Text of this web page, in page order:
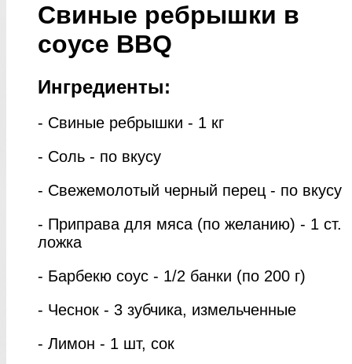
Свиные ребрышки в
соусе BBQ
Ингредиенты:
- Свиные ребрышки - 1 кг
- Соль - по вкусу
- Свежемолотый черный перец - по вкусу
- Приправа для мяса (по желанию) - 1 ст.
ложка
- Барбекю соус - 1/2 банки (по 200 г)
- Чеснок - 3 зубчика, измельченные
- Лимон - 1 шт, сок